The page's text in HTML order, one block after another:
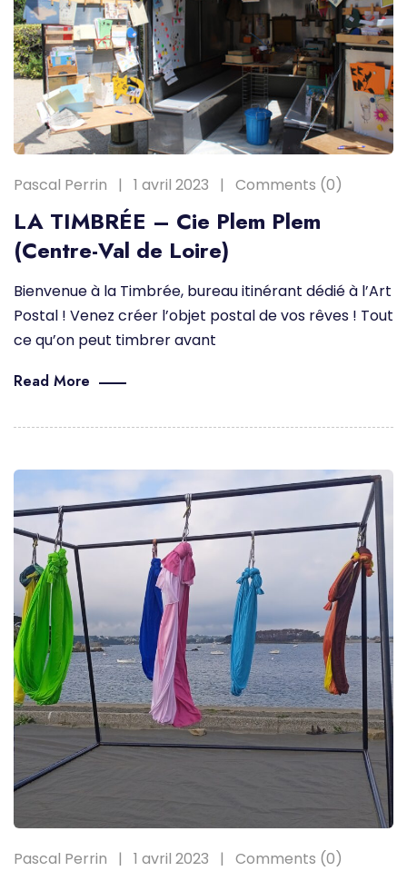
Pascal Perrin 1 avril 2023 Comments (0)
LA TIMBRÉE – Cie Plem Plem
(Centre-Val de Loire)
Bienvenue à la Timbrée, bureau itinérant dédié à l’Art
Postal ! Venez créer l’objet postal de vos rêves ! Tout
ce qu’on peut timbrer avant
Read More
Pascal Perrin 1 avril 2023 Comments (0)